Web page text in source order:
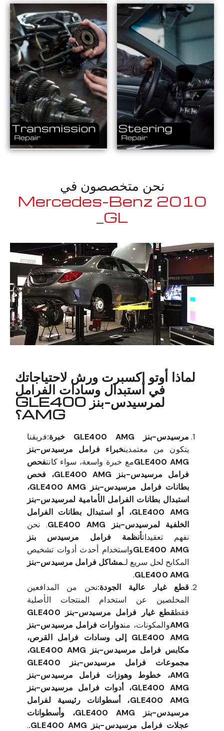
نحن متخصصون في
2010 Mercedes-Benz
GLE400 AMG
لماذا أوتو إكسبرت ورش لاحتياجاتك
في استبدال وسادات الفرامل
لمرسيدس-بنز GLE400
AMG؟
مرسيدس-بنز GLE400 AMG خبرة:
فريقنا
يتكون من معتمدينخبراء فرامل مرسيدس-بنز
GLE400 AMGمع خبرة واسعة، سواء كانتفحص
فرامل مرسيدس-بنز GLE400 AMG، فحص
بطانات فرامل مرسيدس-بنز GLE400 AMG،
استبدال بطانات الفرامل الأمامية لمرسيدس-بنز
GLE400 AMG، أو استبدال بطانات الفرامل
الخلفية لمرسيدس-بنز GLE400 AMG
. نحن
نفهم تعقيداتأنظمة فرامل مرسيدس بنز
GLE400 AMGواستخدام أحدث أدوات تشخيص
المكابح لحل سريع لـمشاكل فرامل مرسيدس-بنز
GLE400 AMG
.
قطع غيار عالية الجودة:نحن من المدافعين
المخلصين عن استخدام المنتجات الأصلية
فقط
قطع غيار فرامل مرسيدس-بنز GLE400
AMGوالمكونات، مندوارات فرامل مرسيدس-بنز
GLE400 AMG إلى وسادات فرامل القرص،
مكابس فرامل مرسيدس-بنز GLE400 AMG،
مجموعات فرامل مرسيدس-بنز GLE400
AMG، خطوط وهوزات فرامل مرسيدس-بنز
GLE400 AMG، أدوات فرامل مرسيدس-بنز
GLE400 AMG، أسطوانات رئيسية لفرامل
مرسيدس-بنز GLE400 AMG، وأسطوانات
عجلات فرامل مرسيدس-بنز GLE400 AMG.
.